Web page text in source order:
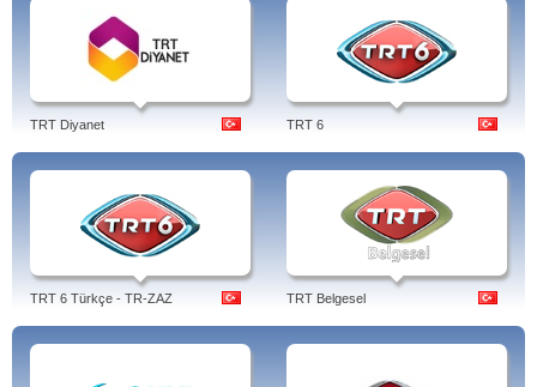
TRT Diyanet TRT 6
TRT 6 Türkçe - TR-ZAZ TRT Belgesel